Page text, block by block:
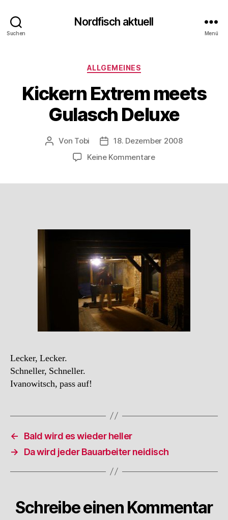
Suchen
Nordfisch aktuell
Menü
Kategorien
ALLGEMEINES
Kickern Extrem meets
Gulasch Deluxe
Beitragsautor
Von Tobi Beitragsdatum
18. Dezember 2008
Keine Kommentarezu
Lecker, Lecker.
Schneller, Schneller.
Ivanowitsch, pass auf!
←
Bald wird es wieder heller
→
Da wird jeder Bauarbeiter neidisch
Schreibe einen Kommentar